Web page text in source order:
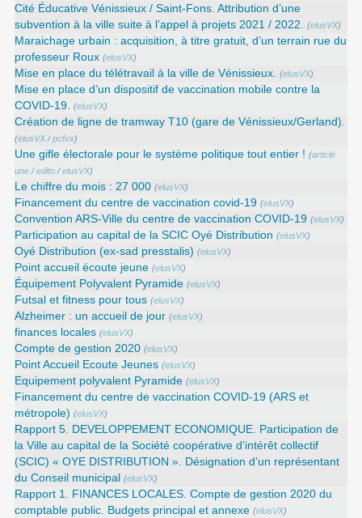
Cité Éducative Vénissieux / Saint-Fons. Attribution d’une
subvention à la ville suite à l’appel à projets 2021 / 2022. (elusVX)
Maraichage urbain : acquisition, à titre gratuit, d’un terrain rue du
professeur Roux (elusVX)
Mise en place du télétravail à la ville de Vénissieux. (elusVX)
Mise en place d’un dispositif de vaccination mobile contre la
COVID-19. (elusVX)
Création de ligne de tramway T10 (gare de Vénissieux/Gerland).
(elusVX/pcfvx)
Une gifle électorale pour le système politique tout entier ! (article
une /edito /elusVX)
Le chiffre du mois : 27 000 (elusVX)
Financement du centre de vaccination covid-19 (elusVX)
Convention ARS‑Ville du centre de vaccination COVID‑19 (elusVX)
Participation au capital de la SCIC Oyé Distribution (elusVX)
Oyé Distribution (ex-sad presstalis) (elusVX)
Point accueil écoute jeune (elusVX)
Équipement Polyvalent Pyramide (elusVX)
Futsal et fitness pour tous (elusVX)
Alzheimer : un accueil de jour (elusVX)
finances locales (elusVX)
Compte de gestion 2020 (elusVX)
Point Accueil Ecoute Jeunes (elusVX)
Equipement polyvalent Pyramide (elusVX)
Financement du centre de vaccination COVID-19 (ARS et
métropole) (elusVX)
Rapport 5. DEVELOPPEMENT ECONOMIQUE. Participation de
la Ville au capital de la Société coopérative d’intérêt collectif
(SCIC) « OYE DISTRIBUTION ». Désignation d’un représentant
du Conseil municipal
(elusVX)
Rapport 1. FINANCES LOCALES. Compte de gestion 2020 du
comptable public. Budgets principal et annexe (elusVX)